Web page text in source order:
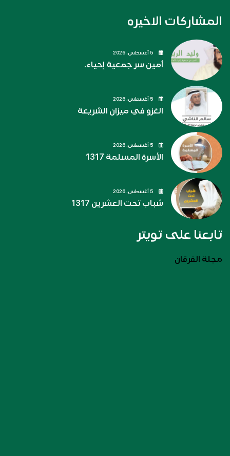
المشاركات الاخيره
أمين سر جمعية إحياء.
الغزو في ميزان الشريعة
الأسرة المسلمة 1317
شباب تحت العشرين 1317
تابعنا على تويتر
مجلة الفرقان